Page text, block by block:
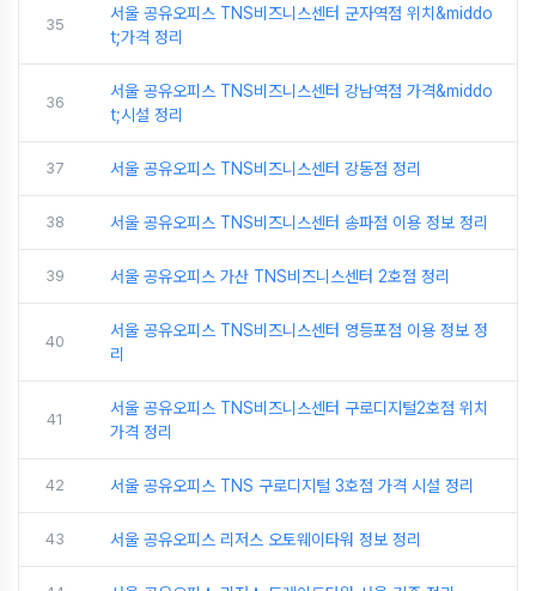
35
서울 공유오피스 TNS비즈니스센터 군자역점 위치&middo
t;가격 정리
36
서울 공유오피스 TNS비즈니스센터 강남역점 가격&middo
t;시설 정리
37 서울 공유오피스 TNS비즈니스센터 강동점 정리
38 서울 공유오피스 TNS비즈니스센터 송파점 이용 정보 정리
39 서울 공유오피스 가산 TNS비즈니스센터 2호점 정리
40
서울 공유오피스 TNS비즈니스센터 영등포점 이용 정보 정
리
41
서울 공유오피스 TNS비즈니스센터 구로디지털2호점 위치
가격 정리
42 서울 공유오피스 TNS 구로디지털 3호점 가격 시설 정리
43 서울 공유오피스 리저스 오토웨이타워 정보 정리